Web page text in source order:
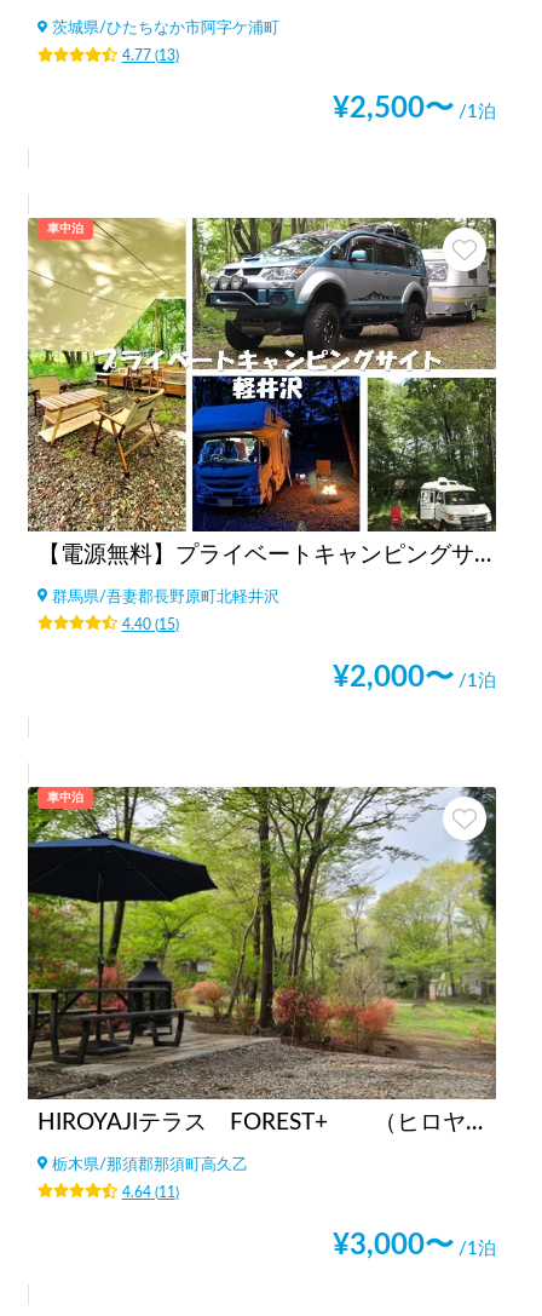
茨城県/ひたちなか市阿字ケ浦町
4.77 (13)
¥2,500〜 /1泊
車中泊
【電源無料】プライベートキャンピングサイト軽井沢
群馬県/吾妻郡長野原町北軽井沢
4.40(15)
¥2,000〜 /1泊
車中泊
HIROYAJIテラス FOREST+ （ヒロヤジテラス フォレストプラス）
栃木県/那須郡那須町高久乙
4.64(11 )
¥3,000〜 /1泊